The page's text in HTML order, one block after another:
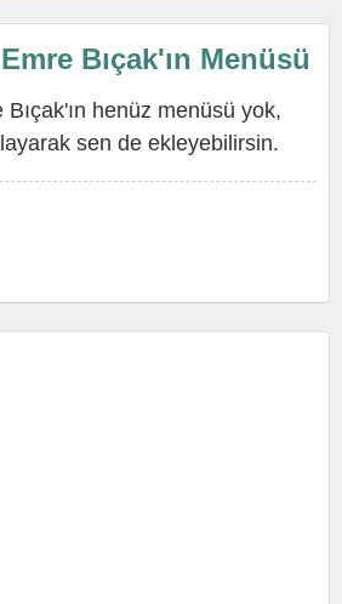
Bıçak'ın Menüsü
Bıçak'ın henüz menüsü yok,
sen de ekleyebilirsin.